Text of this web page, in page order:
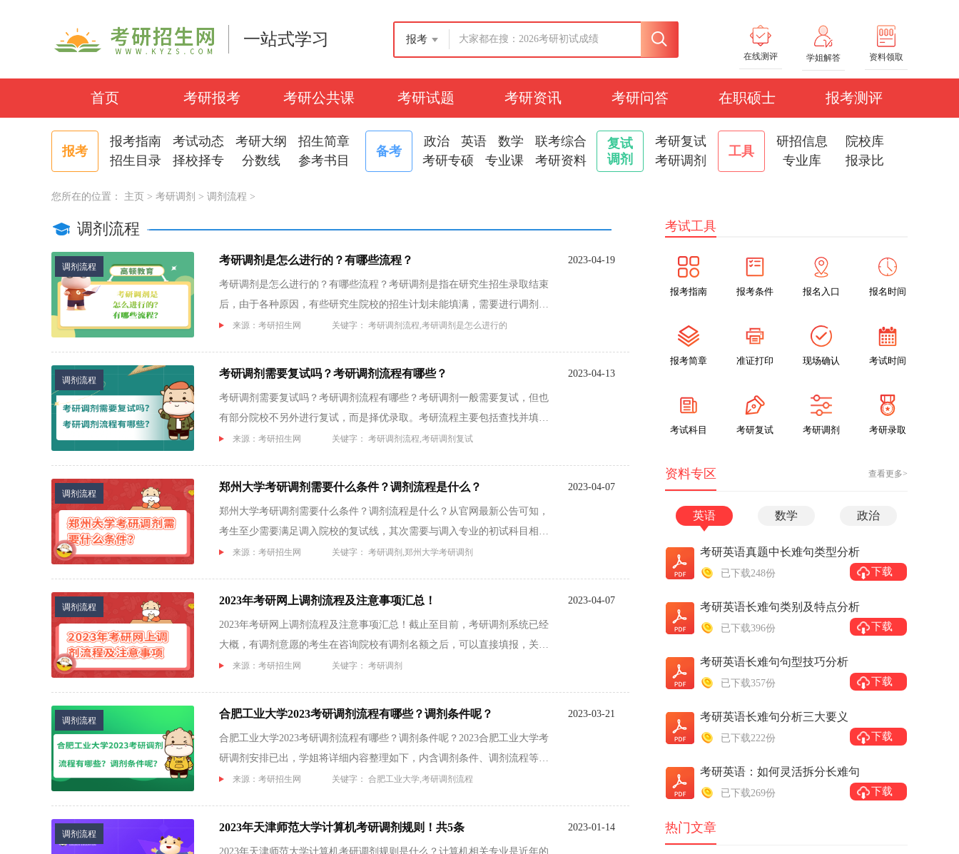
一站式学习 报考
在线测评 学姐解答 资料领取
首页 考研报考 考研公共课 考研试题 考研资讯 考研问答 在职硕士 报考测评
报考
报考指南 考试动态 考研大纲
招生简章
招生目录
择校择专 分数线 参考书目
备考
政治 英语 数学
联考综合
考研专硕
专业课 考研资料
复试
调剂
考研复试
考研调剂
工具
研招信息
院校库
专业库
报录比
您所在的位置： 主页 > 考研调剂 > 调剂流程 >
调剂流程
调剂流程
考研调剂是怎么进行的？有哪些流程？ 2023-04-19
考研调剂是怎么进行的？有哪些流程？考研调剂是指在研究生招生录取结束
后，由于各种原因，有些研究生院校的招生计划未能填满，需要进行调剂。
那么...来源：考研招生网 关键字： 考研调剂流程,考研调剂是怎么进行的
调剂流程
考研调剂需要复试吗？考研调剂流程有哪些？ 2023-04-13
考研调剂需要复试吗？考研调剂流程有哪些？考研调剂一般需要复试，但也
有部分院校不另外进行复试，而是择优录取。考研流程主要包括查找并填写
调剂...来源：考研招生网 关键字： 考研调剂流程,考研调剂复试
调剂流程
郑州大学考研调剂需要什么条件？调剂流程是什么？ 2023-04-07
郑州大学考研调剂需要什么条件？调剂流程是什么？从官网最新公告可知，
考生至少需要满足调入院校的复试线，其次需要与调入专业的初试科目相同
或相...来源：考研招生网 关键字： 考研调剂,郑州大学考研调剂
调剂流程
2023年考研网上调剂流程及注意事项汇总！ 2023-04-07
2023年考研网上调剂流程及注意事项汇总！截止至目前，考研调剂系统已经
大概，有调剂意愿的考生在咨询院校有调剂名额之后，可以直接填报，关于
网上调...
来源：考研招生网 关键字： 考研调剂
调剂流程
合肥工业大学2023考研调剂流程有哪些？调剂条件呢？ 2023-03-21
合肥工业大学2023考研调剂流程有哪些？调剂条件呢？2023合肥工业大学考
研调剂安排已出，学姐将详细内容整理如下，内含调剂条件、调剂流程等重
要信息...
来源：考研招生网 关键字： 合肥工业大学,考研调剂流程
调剂流程
2023年天津师范大学计算机考研调剂规则！共5条 2023-01-14
2023年天津师范大学计算机考研调剂规则是什么？计算机相关专业是近年的
考试工具
报考指南 报考条件 报名入口 报名时间
报考简章 准证打印 现场确认 考试时间
考试科目 考研复试 考研调剂 考研录取
资料专区 查看更多>
英语 数学 政治
考研英语真题中长难句类型分析
已下载248份 下载
考研英语长难句类别及特点分析
已下载396份 下载
考研英语长难句句型技巧分析
已下载357份 下载
考研英语长难句分析三大要义
已下载222份 下载
考研英语：如何灵活拆分长难句
已下载269份 下载
热门文章